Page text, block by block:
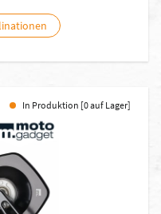
In Produktion [0 auf Lager]